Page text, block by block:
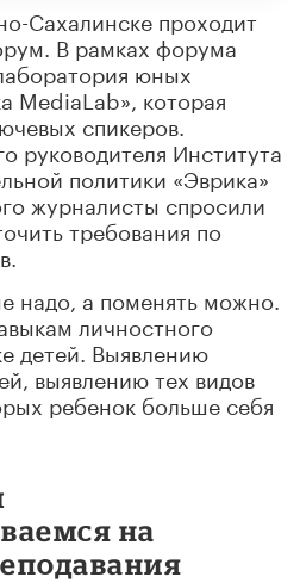
Сахалинске проходит
В рамках форума
юных
MediaLab», которая
спикеров.
руководителя Института
политики «Эврика»
журналисты спросили
требования по
надо, а поменять можно.
личностного
детей. Выявлению
выявлению тех видов
ребенок больше себя
на